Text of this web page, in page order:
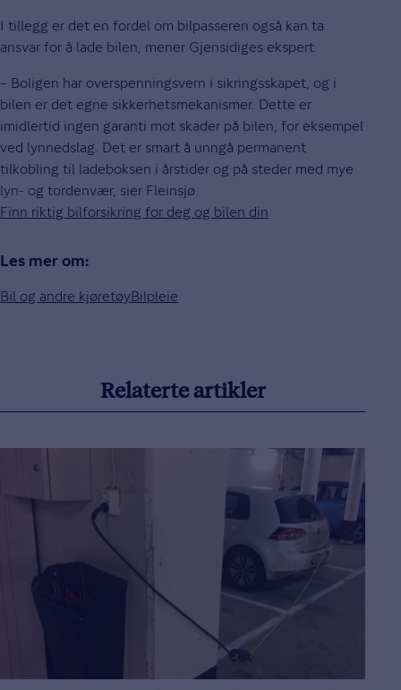
I tillegg er det en fordel om bilpasseren også kan ta
ansvar for å lade bilen, mener Gjensidiges ekspert.
– Boligen har overspenningsvern i sikringsskapet, og i
bilen er det egne sikkerhetsmekanismer. Dette er
imidlertid ingen garanti mot skader på bilen, for eksempel
ved lynnedslag. Det er smart å unngå permanent
tilkobling til ladeboksen i årstider og på steder med mye
lyn- og tordenvær, sier Fleinsjø.
Finn riktig bilforsikring for deg og bilen din
Les mer om:
Bil og andre kjøretøyBilpleie
Relaterte artikler